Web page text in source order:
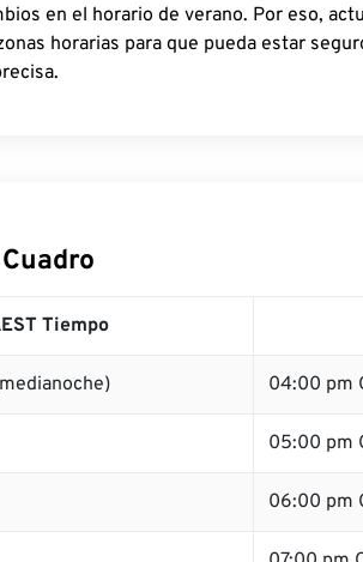
en el horario de verano. Por eso,
horarias para que pueda estar
Tiempo
04:00 pm
05:00 pm
06:00 pm